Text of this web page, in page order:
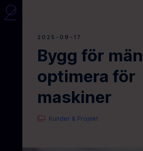
2025-09-17
Bygg för
optimera för
maskiner
Kunder & Projekt